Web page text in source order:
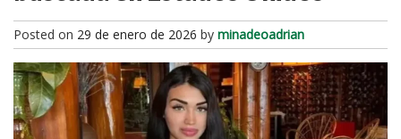
Posted on 29 de enero de 2026 by minadeoadrian